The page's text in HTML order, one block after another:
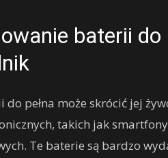
baterii do
do pełna może skrócić jej
takich jak
Te baterie są bardzo